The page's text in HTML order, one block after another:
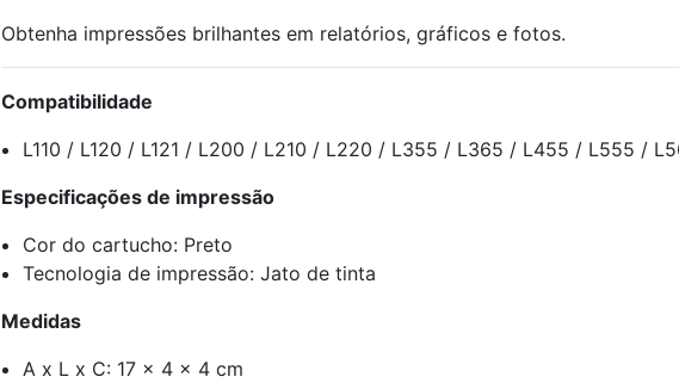
Obtenha impressões brilhantes em relatórios, gráficos e fotos.
Compatibilidade
L110 / L120 / L121 / L200 / L210 / L220 / L355 / L365 / L455 / L555 /
Especificações de impressão
Cor do cartucho: Preto
Tecnologia de impressão: Jato de tinta
Medidas
A x L x C: 17 x 4 x 4 cm